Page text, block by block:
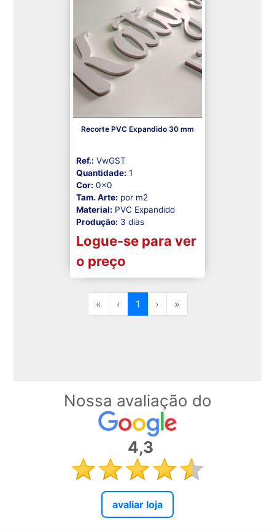
Recorte PVC Expandido 30 mm
Ref.: VwGST
Quantidade: 1
Cor: 0x0
Tam. Arte: por m2
Material: PVC Expandido
Produção: 3 dias
Logue-se para ver
o preço
« ‹ 1 › »
Nossa avaliação do
4,3
avaliar loja